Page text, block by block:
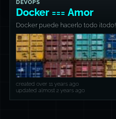
DEVOPS
Docker === Amor
Docker puede hacerlo todo ¡todo!
created over 11 years ago
updated almost 2 years ago